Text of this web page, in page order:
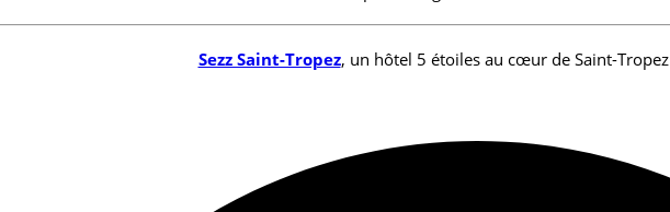
Sezz Saint-Tropez, un hôtel 5 étoiles au cœur de Saint-Tropez